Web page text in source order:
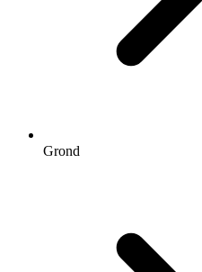
Grond